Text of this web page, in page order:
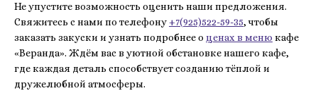
Не упустите возможность оценить наши предложения.
Свяжитесь с нами по телефону+7(925)522-59-35, чтобы
заказать закуски и узнать подробнее о ценах в меню кафе
«Веранда». Ждём вас в уютной обстановке нашего кафе,
где каждая деталь способствует созданию тёплой и
дружелюбной атмосферы.